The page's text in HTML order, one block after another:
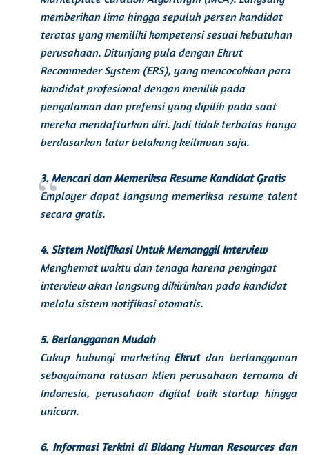
memberikan lima hingga sepuluh persen kandidat
teratas yang memiliki kompetensi sesuai kebutuhan
perusahaan. Ditunjang pula dengan Ekrut
Recommeder System (ERS), yang mencocokkan para
kandidat profesional dengan menilik pada
pengalaman dan prefensi yang dipilih pada saat
mereka mendaftarkan diri. Jadi tidak terbatas hanya
berdasarkan latar belakang keilmuan saja.
3. Mencari dan Memeriksa Resume Kandidat Gratis
Employerdapat langsung memeriksa resume talent
secara gratis.
4. Sistem Notifikasi Untuk Memanggil Interview
Menghemat waktu dan tenaga karena pengingat
interviewakan langsung dikirimkan pada kandidat
melalu sistem notifikasi otomatis.
5. Berlangganan Mudah
Cukup hubungi marketing Ekrut dan berlangganan
sebagaimana ratusan klien perusahaan ternama di
Indonesia, perusahaan digital baikstartuphingga
unicorn.
6. Informasi Terkini di Bidang Human Resourcesdan